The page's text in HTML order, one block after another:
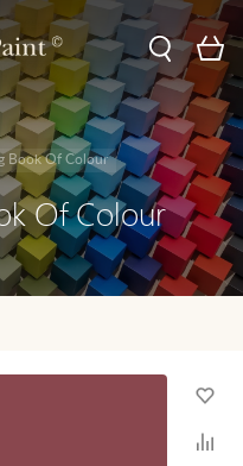
Book Of Colour
Of Colour